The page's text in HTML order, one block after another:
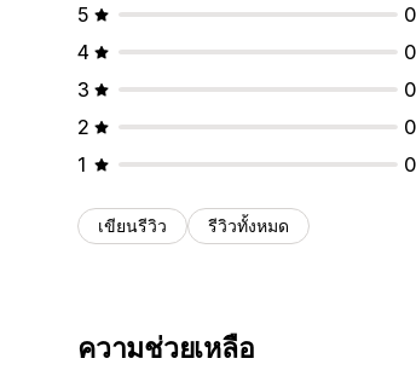
5
0
4
0
3
0
2
0
1
0
เขียนรีวิว รีวิวทั้งหมด
ความช่วยเหลือ